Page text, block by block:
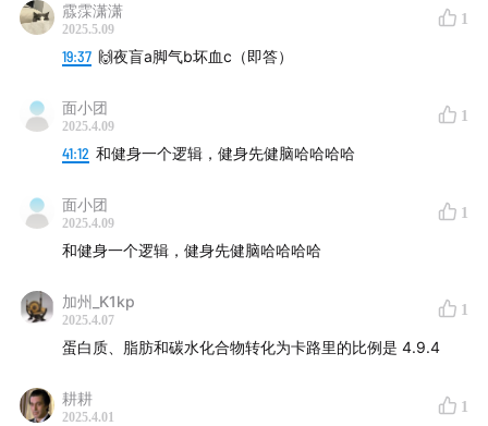
精准营养是未来，但别盲目抄硅谷富豪补剂清单
保健品未来会更好，但先管好一日三餐和睡眠
制作人：严格
片头：Where Are You Going (Live) - 海龟先生
片尾：日常的镜头 - 椅子乐团 The Chairs
霡霂潇潇
2025.5.09
1
19:37 🙌夜盲a脚气b坏血c（即答）
面小团
2025.4.09
1
41:12 和健身一个逻辑，健身先健脑哈哈哈哈
面小团
2025.4.09
1
和健身一个逻辑，健身先健脑哈哈哈哈
加州_K1kp
2025.4.07
1
蛋白质、脂肪和碳水化合物转化为卡路里的比例是 4.9.4
耕耕
2025.4.01
1